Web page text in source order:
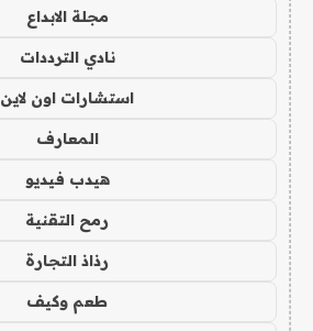
مجلة الابداع
نادي الترددات
استشارات اون لاين
المعارف
هيدب فيديو
رمح التقنية
رذاذ التجارة
طعم وكيف